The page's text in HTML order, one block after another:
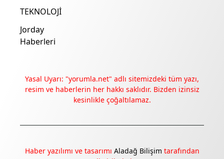
Deneyimini iyileştirmek ve içeriğimizi geliştirmek için çerezler
TEKNOLOJİ
Jorday
Haberleri
Yasal Uyarı: "yorumla.net" adlı sitemizdeki tüm yazı,
resim ve haberlerin her hakkı saklıdır. Bizden izinsiz
kesinlikle çoğaltılamaz.
Haber yazılımı ve tasarımı Aladağ Bilişim tarafından